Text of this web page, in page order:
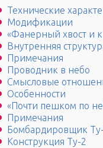
Технические
Модификации
«Фанерный хвост и
Внутренняя
Примечания
Проводник в небо
Смысловые
Особенности
«Почти пешком по
Примечания
Бомбардировщик
Конструкция Ту-2